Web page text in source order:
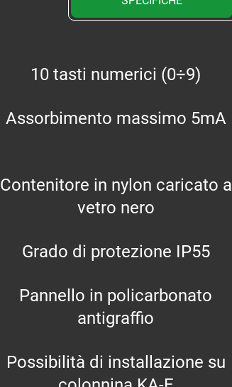
10 tasti numerici (0÷9)
Assorbimento massimo 5mA
Contenitore in nylon caricato a
vetro nero
Grado di protezione IP55
Pannello in policarbonato
antigraffio
Possibilità di installazione su